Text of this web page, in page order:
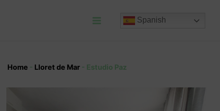
Spanish
Home - Lloret de Mar- Estudio Paz